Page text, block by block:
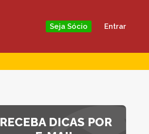
Seja Sócio Entrar
RECEBA DICAS POR